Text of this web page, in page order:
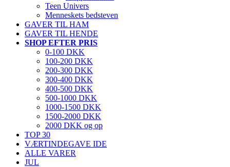
Teen Univers
Menneskets bedsteven
GAVER TIL HAM
GAVER TIL HENDE
SHOP EFTER PRIS
0-100 DKK
100-200 DKK
200-300 DKK
300-400 DKK
400-500 DKK
500-1000 DKK
1000-1500 DKK
1500-2000 DKK
2000 DKK og op
TOP 30
VÆRTINDEGAVE IDE
ALLE VARER
JUL